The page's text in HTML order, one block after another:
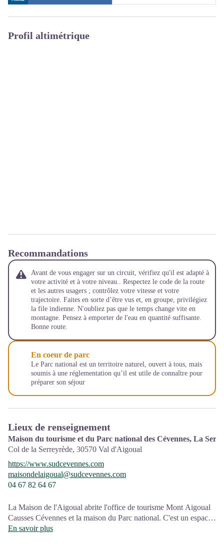
Profil altimétrique
Recommandations
Avant de vous engager sur un circuit, vérifiez qu'il est adapté à
votre activité et à votre niveau.. Respectez le code de la route
et les autres usagers ; contrôlez votre vitesse et votre
trajectoire. Faites en sorte d’être vus et, en groupe, privilégiez
la file indienne. N'oubliez pas que le temps change vite en
montagne. Pensez à emporter de l'eau en quantité suffisante.
Bonne route.
En coeur de parc
Le Parc national est un territoire naturel, ouvert à tous, mais
soumis à une réglementation qu’il est utile de connaître pour
préparer son séjour
Lieux de renseignement
Maison du tourisme et du Parc national des Cévennes, La
Col de la Serreyrède, 30570 Val d'Aigoual
https://www.sudcevennes.com
maisondelaigoual@sudcevennes.com
04 67 82 64 67
La Maison de l'Aigoual abrite l'office de tourisme Mont Aigoual
Causses Cévennes et la maison du Parc national. C'est un espace
d’accueil, d'information et de sensibilisation sur le Parc national
En savoir plus